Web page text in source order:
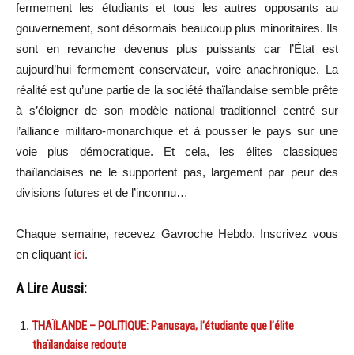
fermement les étudiants et tous les autres opposants au
gouvernement, sont désormais beaucoup plus minoritaires. Ils
sont en revanche devenus plus puissants car l’État est
aujourd’hui fermement conservateur, voire anachronique. La
réalité est qu’une partie de la société thaïlandaise semble prête
à s’éloigner de son modèle national traditionnel centré sur
l’alliance militaro-monarchique et à pousser le pays sur une
voie plus démocratique. Et cela, les élites classiques
thaïlandaises ne le supportent pas, largement par peur des
divisions futures et de l’inconnu…
Chaque semaine, recevez Gavroche Hebdo. Inscrivez vous
en cliquant ici.
A Lire Aussi:
THAÏLANDE – POLITIQUE: Panusaya, l’étudiante que l’élite
thaïlandaise redoute